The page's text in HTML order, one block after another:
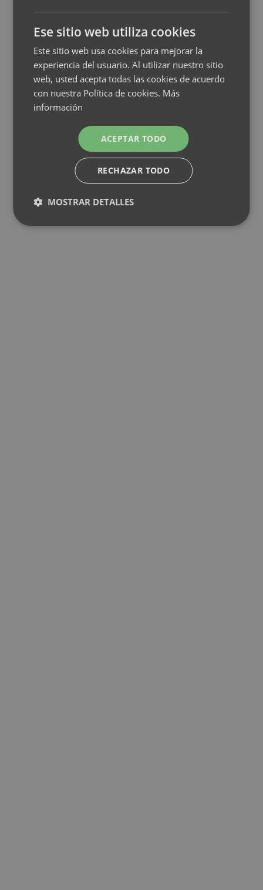
Ese sitio web utiliza cookies
Este sitio web usa cookies para mejorar la
experiencia del usuario. Al utilizar nuestro sitio
web, usted acepta todas las cookies de acuerdo
con nuestra Política de cookies. Más
información
ACEPTAR TODO
RECHAZAR TODO
MOSTRAR DETALLES